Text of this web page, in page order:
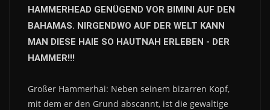
HAMMERHEAD GENÜGEND VOR BIMINI AUF DEN
BAHAMAS. NIRGENDWO AUF DER WELT KANN
MAN DIESE HAIE SO HAUTNAH ERLEBEN - DER
HAMMER!!!
Großer Hammerhai: Neben seinem bizarren Kopf,
mit dem er den Grund abscannt, ist die gewaltige